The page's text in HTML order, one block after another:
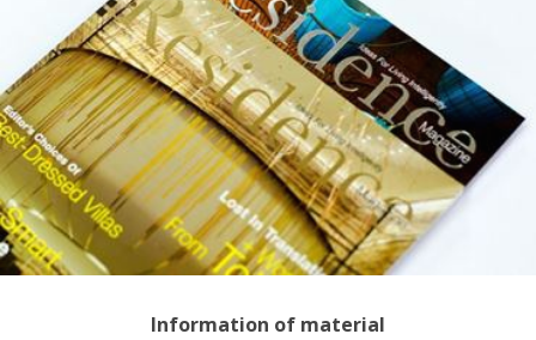
Information of material